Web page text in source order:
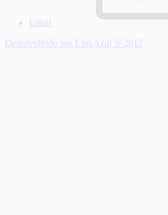
Email
Desenvolvido por LinkAzul ® 2017